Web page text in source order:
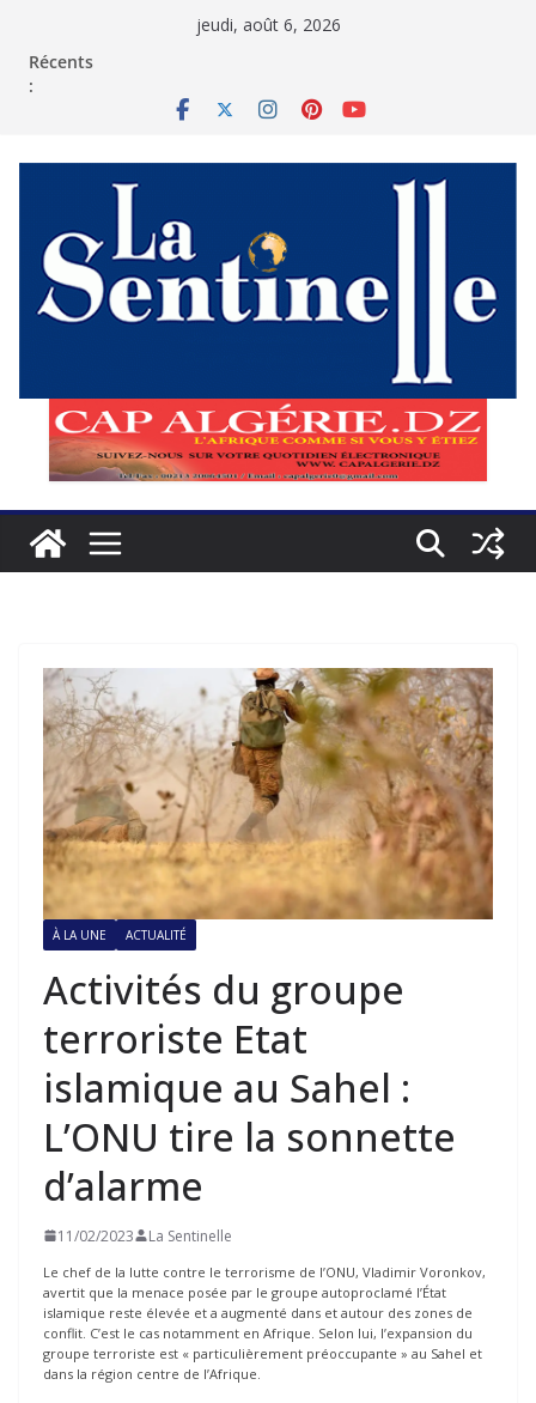
jeudi, août 6, 2026
Récents
:
À LA UNE ACTUALITÉ
Activités du groupe
terroriste Etat
islamique au Sahel :
L’ONU tire la sonnette
d’alarme
11/02/2023 La Sentinelle
Le chef de la lutte contre le terrorisme de l’ONU, Vladimir Voronkov,
avertit que la menace posée par le groupe autoproclamé l’État
islamique reste élevée et a augmenté dans et autour des zones de
conflit. C’est le cas notamment en Afrique. Selon lui, l’expansion du
groupe terroriste est « particulièrement préoccupante » au Sahel et
dans la région centre de l’Afrique.